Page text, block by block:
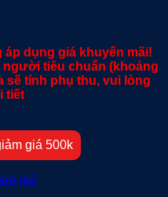
₫.
áp dụng giá khuyến mãi!
tiêu chuẩn (khoảng
sẽ tính phụ thu, vui lòng
tiết
giá 500k